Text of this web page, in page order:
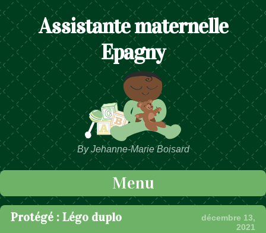
Assistante maternelle
Epagny
By Jehanne-Marie Boisard
Menu
Passer au contenu
Protégé : Légo duplo
décembre 13,
2021